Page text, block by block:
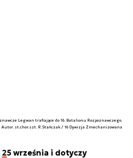
Legwan trafiające do 16. Batalionu Rozpoznawczego.
Autor. st.chor.szt. R.Stańczak / 16 Dywizja Zmechanizowana
25 września i dotyczy